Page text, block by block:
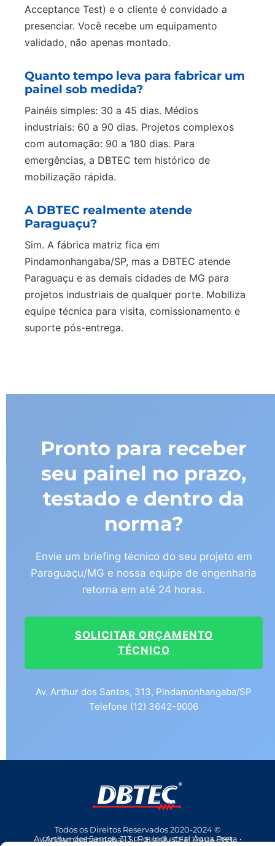
Acceptance Test) e o cliente é convidado a
presenciar. Você recebe um equipamento
validado, não apenas montado.
Quanto tempo leva para fabricar um
painel sob medida?
Painéis simples: 30 a 45 dias. Médios
industriais: 60 a 90 dias. Projetos complexos
com automação: 90 a 180 dias. Para
emergências, a DBTEC tem histórico de
mobilização rápida.
A DBTEC realmente atende
Paraguaçu?
Sim. A fábrica matriz fica em
Pindamonhangaba/SP, mas a DBTEC atende
Paraguaçu e as demais cidades de MG para
projetos industriais de qualquer porte. Mobiliza
equipe técnica para visita, comissionamento e
suporte pós-entrega.
Pronto para receber
seu painel no prazo,
testado e dentro da
norma?
Envie um briefing técnico do seu projeto em
Paraguaçu/MG e nossa equipe de engenharia
retorna em até 24 horas.
SOLICITAR ORÇAMENTO
TÉCNICO
Av. Arthur dos Santos, 313, Pindamonhangaba/SP
Telefone (12) 3642-9006
Todos os Direitos Reservados 2020-2024 ©
Av Arthur dos Santos, 313 • Pq. Industrial Água Preta • Pindamonhangaba • SP • Brasil • CEP 12404-289